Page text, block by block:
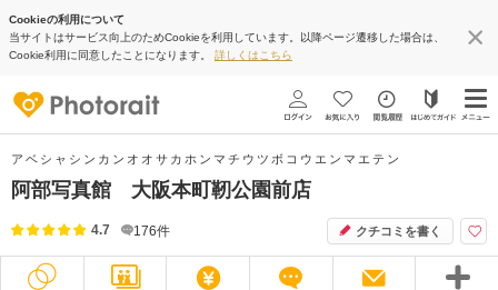
Cookieの利用について
当サイトはサービス向上のためCookieを利用しています。以降ページ遷移した場合は、
Cookie利用に同意したことになります。 詳しくはこちら
アベシャシンカンオオサカホンマチウツボコウエンマエテン
阿部写真館 大阪本町靭公園前店
4.7 176件 クチコミを書く